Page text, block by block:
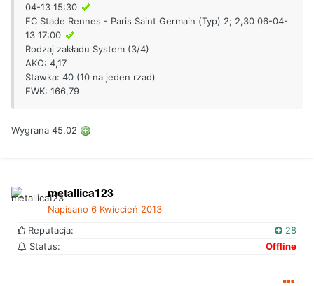
04-13 15:30
FC Stade Rennes - Paris Saint Germain (Typ) 2; 2,30 06-04-
13 17:00
Rodzaj zakładu System (3/4)
AKO: 4,17
Stawka: 40 (10 na jeden rzad)
EWK: 166,79
Wygrana 45,02
metallica123
Napisano 6 Kwiecień 2013
Reputacja:
28
Status:
Offline